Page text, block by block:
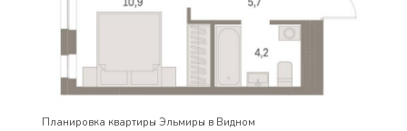
Планировка квартиры Эльмиры в Видном